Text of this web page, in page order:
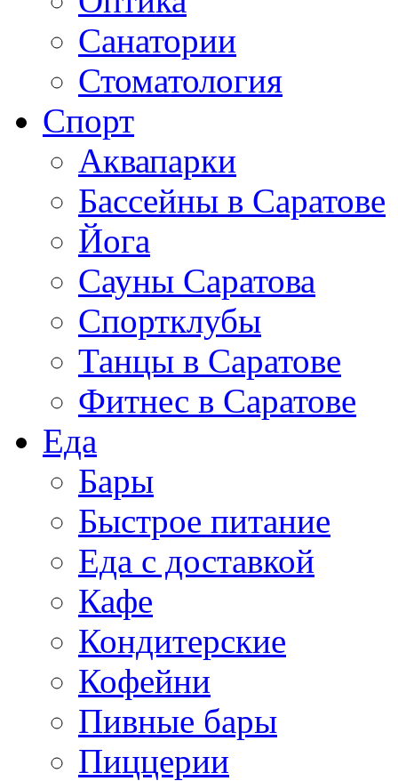
Санатории
Стоматология
Спорт
Аквапарки
Бассейны в Саратове
Йога
Сауны Саратова
Спортклубы
Танцы в Саратове
Фитнес в Саратове
Еда
Бары
Быстрое питание
Еда с доставкой
Кафе
Кондитерские
Кофейни
Пивные бары
Пиццерии